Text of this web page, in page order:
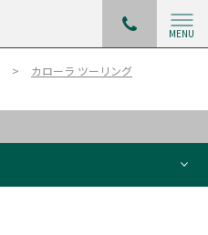
MENU
カローラ ツーリング